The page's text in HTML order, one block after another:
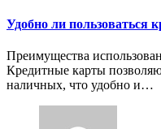
Удобно ли пользоваться
Преимущества
Кредитные карты
наличных, что удобно и…